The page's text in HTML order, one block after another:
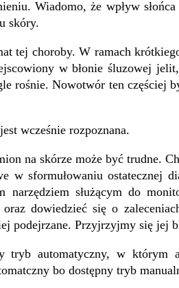
Wiadomo, że wpływ
skóry.
tej choroby. W ramach
w błonie śluzowej
rośnie. Nowotwór ten częściej
wcześnie rozpoznana.
na skórze może być trudne.
sformułowaniu ostatecznej
narzędziem służącym do
dowiedzieć się o
podejrzane. Przyjrzyjmy się jej
tryb automatyczny, w którym
bo dostępny tryb